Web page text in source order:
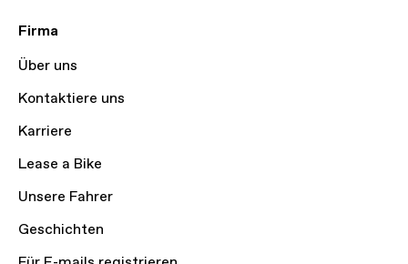
Firma
Über uns
Kontaktiere uns
Karriere
Lease a Bike
Unsere Fahrer
Geschichten